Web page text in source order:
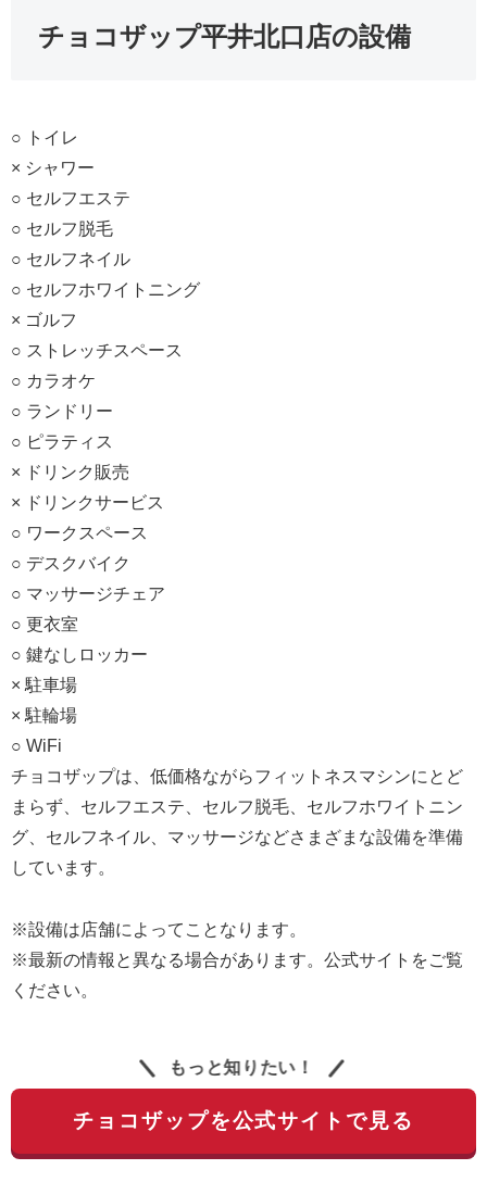
チョコザップ平井北口店の設備
○ トイレ
× シャワー
○ セルフエステ
○ セルフ脱毛
○ セルフネイル
○ セルフホワイトニング
× ゴルフ
○ ストレッチスペース
○ カラオケ
○ ランドリー
○ ピラティス
× ドリンク販売
× ドリンクサービス
○ ワークスペース
○ デスクバイク
○ マッサージチェア
○ 更衣室
○ 鍵なしロッカー
× 駐車場
× 駐輪場
○ WiFi
チョコザップは、低価格ながらフィットネスマシンにとど
まらず、セルフエステ、セルフ脱毛、セルフホワイトニン
グ、セルフネイル、マッサージなどさまざまな設備を準備
しています。
※設備は店舗によってことなります。
※最新の情報と異なる場合があります。公式サイトをご覧
ください。
もっと知りたい！
チョコザップを公式サイトで見る